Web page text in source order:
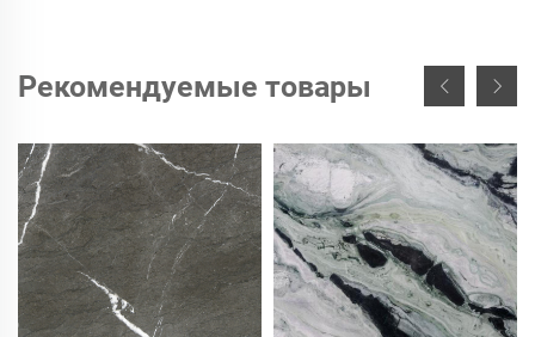
Рекомендуемые товары